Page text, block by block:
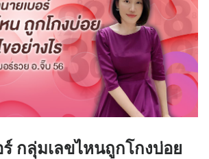
ร์ กลุ่มเลขไหนถูกโกงบ่อย